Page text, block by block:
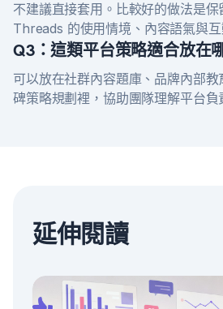
不建議直接套用。比較好的做法是
Threads 的使用情境、內容語氣與互
Q3：這類平台策略適合放在
可以放在社群內容題庫、品牌內部
碑策略規劃裡，協助團隊理解平台負
延伸閱讀